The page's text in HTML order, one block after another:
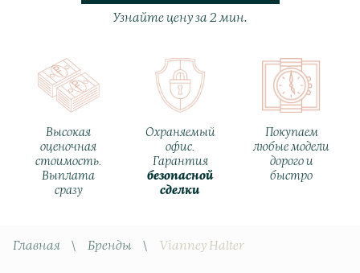
Узнайте цену за 2 мин.
Высокая
оценочная
стоимость.
Выплата
сразу
Охраняемый
офис.
Гарантия
безопасной
сделки
Покупаем
любые модели
дорого и
быстро
Главная \ Бренды \ Vianney Halter